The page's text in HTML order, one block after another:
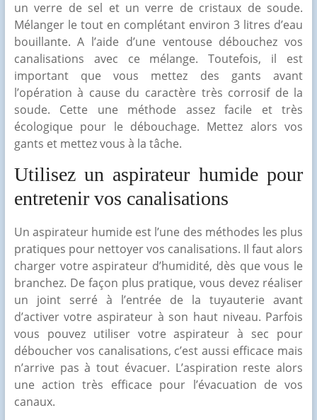
un verre de sel et un verre de cristaux de soude.
Mélanger le tout en complétant environ 3 litres d’eau
bouillante. A l’aide d’une ventouse débouchez vos
canalisations avec ce mélange. Toutefois, il est
important que vous mettez des gants avant
l’opération à cause du caractère très corrosif de la
soude. Cette une méthode assez facile et très
écologique pour le débouchage. Mettez alors vos
gants et mettez vous à la tâche.
Utilisez un aspirateur humide pour
entretenir vos canalisations
Un aspirateur humide est l’une des méthodes les plus
pratiques pour nettoyer vos canalisations. Il faut alors
charger votre aspirateur d’humidité, dès que vous le
branchez. De façon plus pratique, vous devez réaliser
un joint serré à l’entrée de la tuyauterie avant
d’activer votre aspirateur à son haut niveau. Parfois
vous pouvez utiliser votre aspirateur à sec pour
déboucher vos canalisations, c’est aussi efficace mais
n’arrive pas à tout évacuer. L’aspiration reste alors
une action très efficace pour l’évacuation de vos
canaux.